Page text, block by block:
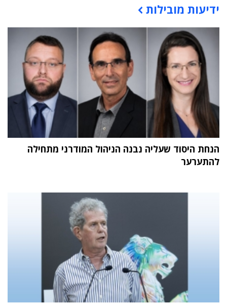
תוכן פרסומי
ידיעות מובילות
הנחת היסוד שעליה נבנה הניהול המודרני מתחילה
להתערער